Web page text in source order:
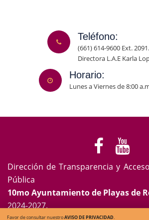
Teléfono:
(661) 614-9600 Ext. 2091.
Directora L.A.E Karla
Horario:
Lunes a Viernes de 8:00
Dirección de Transparencia y
Pública
10mo Ayuntamiento de Playas de
2024-2027.
Favor de consultar nuestroAVISO DE PRIVACIDAD.